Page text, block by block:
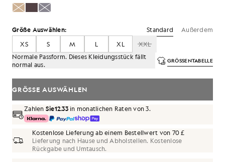
Größe Auswählen: Standard
Außerdem
XS
S M L XL
XXL
Normale Passform. Dieses Kleidungsstück fällt
normal aus.
GRÖSSENTABELLE
GRÖSSE AUSWÄHLEN
Zahlen Sie12.33in monatlichen Raten von 3.
Kostenlose Lieferung ab einem Bestellwert von 70 £
Lieferung nach Hause und Abholstellen. Kostenlose
Rückgabe und Umtausch.